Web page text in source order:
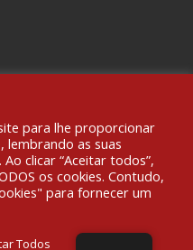
e
.
para lhe proporcionar
lembrando as suas
clicar “Aceitar todos”,
os cookies. Contudo,
para fornecer um
Todos